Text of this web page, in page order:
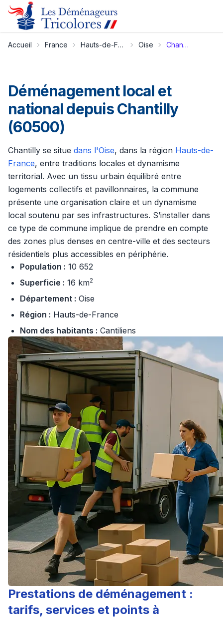
Accueil France Hauts-de-France Oise Chantilly
Déménagement local et
national depuis Chantilly
(60500)
Chantilly se situe dans l'Oise, dans la région Hauts-de-
France, entre traditions locales et dynamisme
territorial. Avec un tissu urbain équilibré entre
logements collectifs et pavillonnaires, la commune
présente une organisation claire et un dynamisme
local soutenu par ses infrastructures. S’installer dans
ce type de commune implique de prendre en compte
des zones plus denses en centre-ville et des secteurs
résidentiels plus accessibles en périphérie.
Population : 10 652
Superficie : 16 km2
Département : Oise
Région : Hauts-de-France
Nom des habitants : Cantiliens
Prestations de déménagement :
tarifs, services et points à